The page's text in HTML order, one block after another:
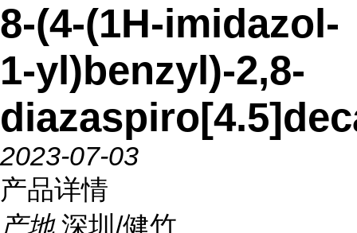
8-(4-(1H-imidazol-
1-yl)benzyl)-2,8-
2023-07-03
产品详情
产地 深圳/健竹